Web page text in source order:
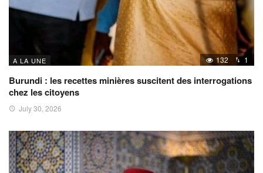
A LA UNE 132 1
Burundi : les recettes minières suscitent des interrogations
chez les citoyens
July 30, 2026